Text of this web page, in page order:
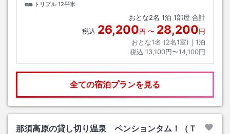
トリプル 12平米
おとな2名 1泊 1部屋 合計
税込 26,200円 〜 28,200円
おとな1名 (2名1室)｜ 1泊
税込 13,100円〜14,100円
全ての宿泊プランを見る
那須高原の貸し切り温泉 ペンションタム！（Ｔ